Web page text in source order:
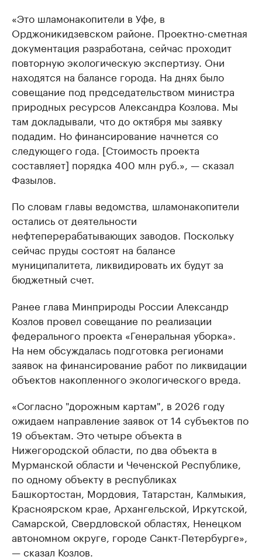
«Это шламонакопители в Уфе, в
Орджоникидзевском районе. Проектно-сметная
документация разработана, сейчас проходит
повторную экологическую экспертизу. Они
находятся на балансе города. На днях было
совещание под председательством министра
природных ресурсов Александра Козлова. Мы
там докладывали, что до октября мы заявку
подадим. Но финансирование начнется со
следующего года. [Стоимость проекта
составляет] порядка 400 млн руб.», — сказал
Фазылов.
По словам главы ведомства, шламонакопители
остались от деятельности
нефтеперерабатывающих заводов. Поскольку
сейчас пруды состоят на балансе
муниципалитета, ликвидировать их будут за
бюджетный счет.
Ранее глава Минприроды России Александр
Козлов провел совещание по реализации
федерального проекта «Генеральная уборка».
На нем обсуждалась подготовка регионами
заявок на финансирование работ по ликвидации
объектов накопленного экологического вреда.
«Согласно "дорожным картам", в 2026 году
ожидаем направление заявок от 14 субъектов по
19 объектам. Это четыре объекта в
Нижегородской области, по два объекта в
Мурманской области и Чеченской Республике,
по одному объекту в республиках
Башкортостан, Мордовия, Татарстан, Калмыкия,
Красноярском крае, Архангельской, Иркутской,
Самарской, Свердловской областях, Ненецком
автономном округе, городе Санкт-Петербурге»,
— сказал Козлов.